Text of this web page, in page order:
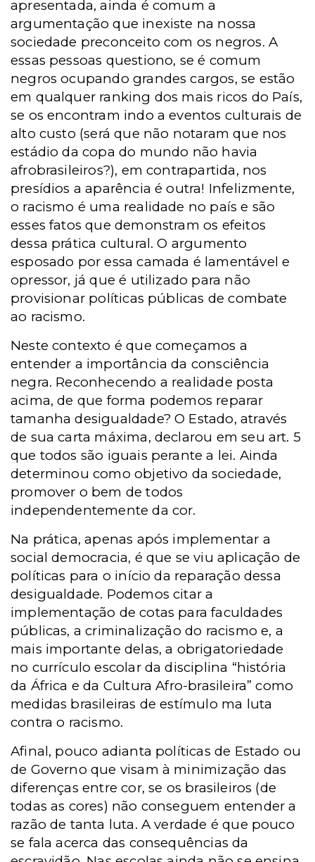
apresentada, ainda é comum a
argumentação que inexiste na nossa
sociedade preconceito com os negros. A
essas pessoas questiono, se é comum
negros ocupando grandes cargos, se estão
em qualquer ranking dos mais ricos do País,
se os encontram indo a eventos culturais de
alto custo (será que não notaram que nos
estádio da copa do mundo não havia
afrobrasileiros?), em contrapartida, nos
presídios a aparência é outra! Infelizmente,
o racismo é uma realidade no país e são
esses fatos que demonstram os efeitos
dessa prática cultural. O argumento
esposado por essa camada é lamentável e
opressor, já que é utilizado para não
provisionar políticas públicas de combate
ao racismo.
Neste contexto é que começamos a
entender a importância da consciência
negra. Reconhecendo a realidade posta
acima, de que forma podemos reparar
tamanha desigualdade? O Estado, através
de sua carta máxima, declarou em seu art. 5
que todos são iguais perante a lei. Ainda
determinou como objetivo da sociedade,
promover o bem de todos
independentemente da cor.
Na prática, apenas após implementar a
social democracia, é que se viu aplicação de
políticas para o início da reparação dessa
desigualdade. Podemos citar a
implementação de cotas para faculdades
públicas, a criminalização do racismo e, a
mais importante delas, a obrigatoriedade
no currículo escolar da disciplina “história
da África e da Cultura Afro-brasileira” como
medidas brasileiras de estímulo ma luta
contra o racismo.
Afinal, pouco adianta políticas de Estado ou
de Governo que visam à minimização das
diferenças entre cor, se os brasileiros (de
todas as cores) não conseguem entender a
razão de tanta luta. A verdade é que pouco
se fala acerca das consequências da